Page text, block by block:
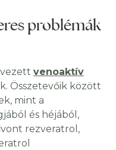
problémák
venoaktív
Összetevőik között
mint a
és héjából,
rezveratrol,